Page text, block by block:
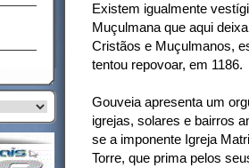
Existem igualmente
Muçulmana que aqui
Cristãos e Muçulmanos,
tentou repovoar, em 1186.
Gouveia apresenta um
igrejas, solares e bairros
se a imponente Igreja
Torre, que prima pelos